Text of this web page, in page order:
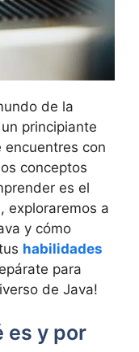
de la
principiante
encuentres con
conceptos
es el
exploraremos a
y cómo
habilidades
para
de Java!
es y por